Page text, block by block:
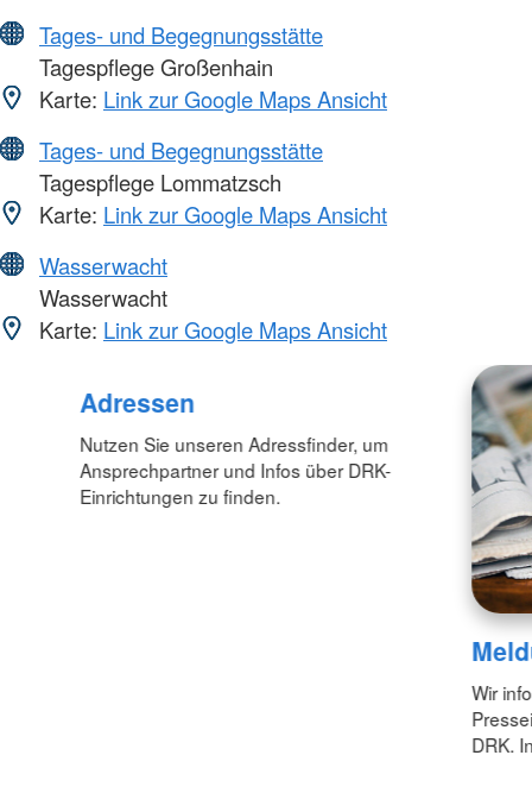
Tages- und Begegnungsstätte
Tagespflege Großenhain
Karte: Link zur Google Maps Ansicht
Tages- und Begegnungsstätte
Tagespflege Lommatzsch
Karte: Link zur Google Maps Ansicht
Wasserwacht
Wasserwacht
Karte: Link zur Google Maps Ansicht
Adressen
Nutzen Sie unseren Adressfinder, um
Ansprechpartner und Infos über DRK-
Einrichtungen zu finden.
Wir
DRK.